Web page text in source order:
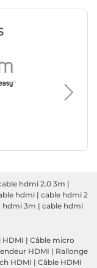
HDMI
NEDIS
hdmi 2.0 3m |
hdmi | cable hdmi 2
hdmi 3m | cable hdmi
HDMI | Câble micro
HDMI | Rallonge
HDMI | Câble HDMI